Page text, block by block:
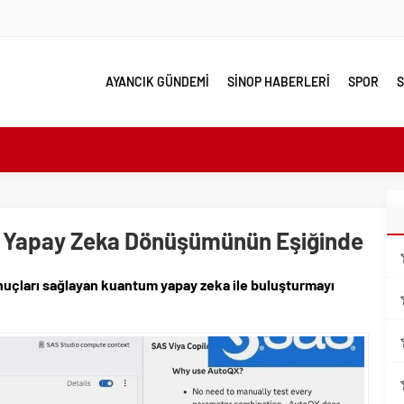
AYANCIK GÜNDEMİ SİNOP HABERLERİ SPOR
takip
Attı
Nostalji Dolu Klasiklerle Devam Ediyor
Yer
Zeka Dönüşümünün Eşiğinde
sağlayan kuantum yapay zeka ile buluşturmayı